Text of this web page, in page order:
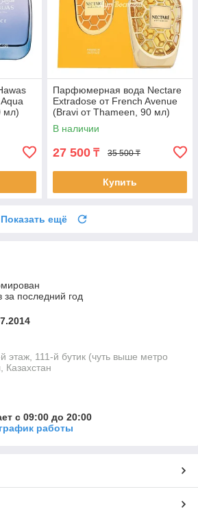
мл)
Парфюмерная вода Nectare
Extradose от French Avenue
(Bravi от Thameen, 90 мл)
В наличии
27 500 ₸ 35 500 ₸
Купить
Показать ещё
последний год
этаж, 111-й бутик (чуть выше метро
Казахстан
с 09:00 до 20:00
работы